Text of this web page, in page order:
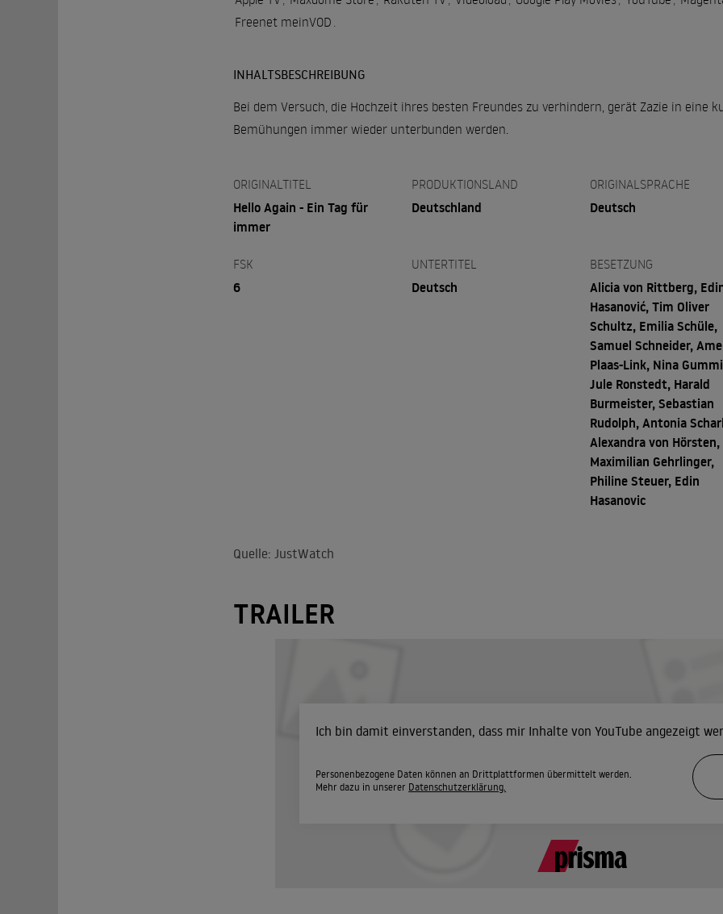
Freenet meinVOD .
INHALTSBESCHREIBUNG
Bei dem Versuch, die Hochzeit ihres besten Freundes zu verhindern, gerät Zazie in eine
Bemühungen immer wieder unterbunden werden.
ORIGINALTITEL
Hello Again - Ein Tag für
immer
PRODUKTIONSLAND
Deutschland
ORIGINALSPRACHE
Deutsch
FSK
6
UNTERTITEL
Deutsch
BESETZUNG
Alicia von Rittberg,
Hasanović, Tim Oliver
Schultz, Emilia Schüle,
Samuel Schneider,
Plaas-Link, Nina
Jule Ronstedt, Harald
Burmeister, Sebastian
Rudolph, Antonia
Alexandra von Hörsten,
Maximilian Gehrlinger,
Philine Steuer, Edin
Hasanovic
Quelle: JustWatch
TRAILER
Ich bin damit einverstanden, dass mir Inhalte von YouTube angezeigt
Personenbezogene Daten können an Drittplattformen übermittelt werden.
Mehr dazu in unserer Datenschutzerklärung.